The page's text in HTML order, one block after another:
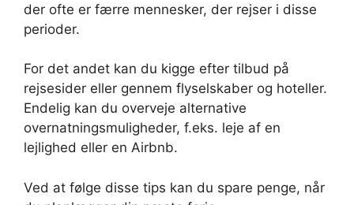
der ofte er færre mennesker, der rejser i disse
perioder.
For det andet kan du kigge efter tilbud på
rejsesider eller gennem flyselskaber og hoteller.
Endelig kan du overveje alternative
overnatningsmuligheder, f.eks. leje af en
lejlighed eller en Airbnb.
Ved at følge disse tips kan du spare penge, når